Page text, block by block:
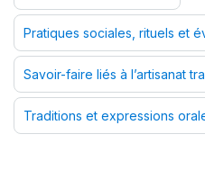
Pratiques sociales, rituels et
Savoir-faire liés à l’artisanat
Traditions et expressions